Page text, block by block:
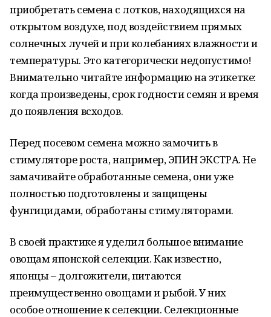
приобретать семена с лотков, находящихся на
открытом воздухе, под воздействием прямых
солнечных лучей и при колебаниях влажности и
температуры. Это категорически недопустимо!
Внимательно читайте информацию на этикетке:
когда произведены, срок годности семян и время
до появления всходов.
Перед посевом семена можно замочить в
стимуляторе роста, например, ЭПИН ЭКСТРА. Не
замачивайте обработанные семена, они уже
полностью подготовлены и защищены
фунгицидами, обработаны стимуляторами.
В своей практике я уделил большое внимание
овощам японской селекции. Как известно,
японцы – долгожители, питаются
преимущественно овощами и рыбой. У них
особое отношение к селекции. Селекционные